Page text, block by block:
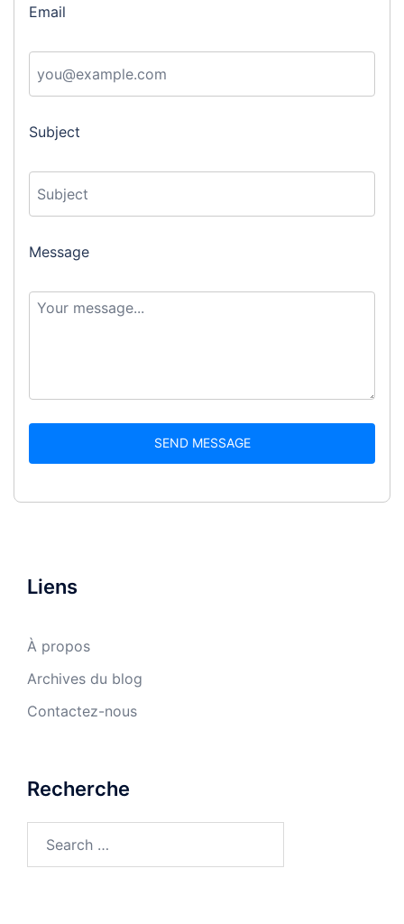
Email
Subject
Message
SEND MESSAGE
Liens
À propos
Archives du blog
Contactez-nous
Recherche
for: